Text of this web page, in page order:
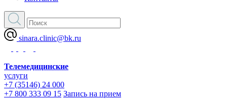
sinara.clinic@bk.ru
Телемедицинские
услуги
+7 (35146) 24 000
+7 800 333 09 15 Запись на прием